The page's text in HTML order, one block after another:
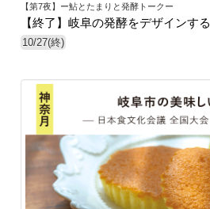
【第7夜】ー鮎とたまりと発酵トークー
【終了】岐阜の発酵をデザインする
10/27(終)